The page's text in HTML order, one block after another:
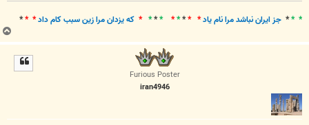
* *
* جز ايران نباشد مرا نام ياد* *
*
*
*
*
*
*
* که يزدان مرا زين سبب کام داد* *
*
Furious Poster
iran4946